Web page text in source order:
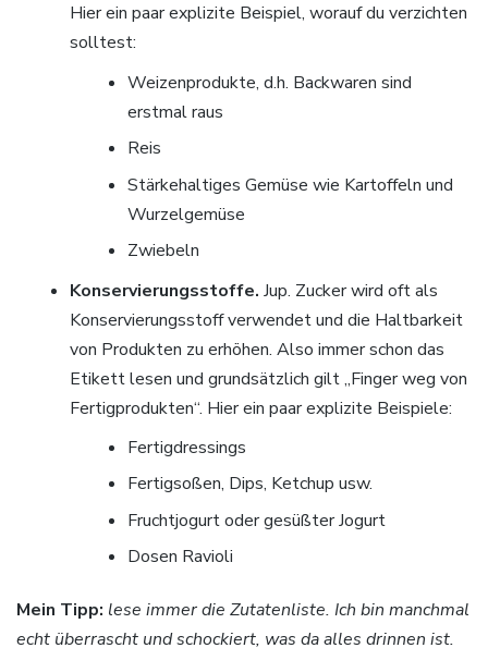
Hier ein paar explizite Beispiel, worauf du verzichten
solltest:
Weizenprodukte, d.h. Backwaren sind
erstmal raus
Reis
Stärkehaltiges Gemüse wie Kartoffeln und
Wurzelgemüse
Zwiebeln
Konservierungsstoffe. Jup. Zucker wird oft als
Konservierungsstoff verwendet und die Haltbarkeit
von Produkten zu erhöhen. Also immer schon das
Etikett lesen und grundsätzlich gilt „Finger weg von
Fertigprodukten“. Hier ein paar explizite Beispiele:
Fertigdressings
Fertigsoßen, Dips, Ketchup usw.
Fruchtjogurt oder gesüßter Jogurt
Dosen Ravioli
Mein Tipp: lese immer die Zutatenliste. Ich bin manchmal
echt überrascht und schockiert, was da alles drinnen ist.